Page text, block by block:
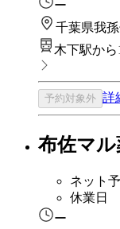
ー
千葉県我
木下駅から
予約対象外 詳
布佐マル
ネット
休業日
ー